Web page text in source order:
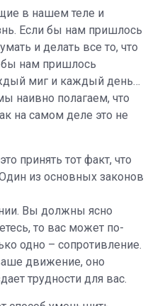
в нашем теле и
Если бы нам пришлось
и делать все то, что
нам пришлось
миг и каждый день…
наивно полагаем, что
на самом деле это не
принять тот факт, что
из основных законов
Вы должны ясно
то вас может по-
одно – сопротивление.
движение, оно
трудности для вас.